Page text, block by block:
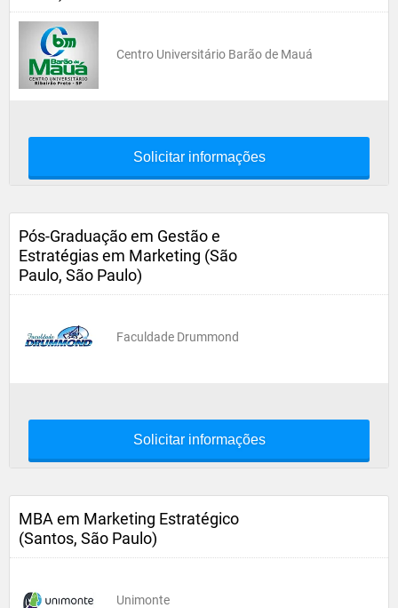
Centro Universitário Barão de Mauá
Solicitar informações
Pós-Graduação em Gestão e
Estratégias em Marketing (São
Paulo, São Paulo)
Faculdade Drummond
Solicitar informações
MBA em Marketing Estratégico
(Santos, São Paulo)
Unimonte